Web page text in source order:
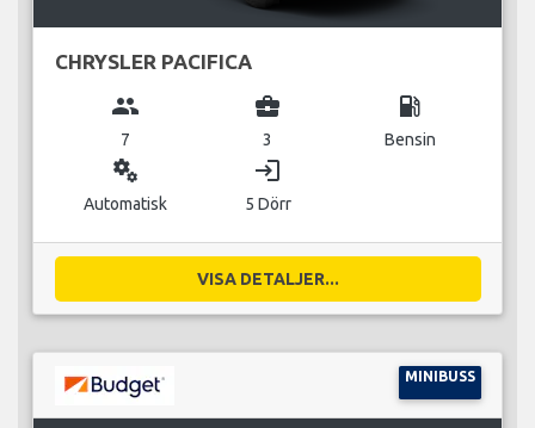
CHRYSLER PACIFICA
group
7
business_center
3
local_gas_station
Bensin
miscellaneous_services
Automatisk
login
5 Dörr
VISA DETALJER...
MINIBUSS